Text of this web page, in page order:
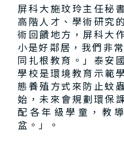
屏科大施玟玲主任秘
高階人才、學術研究
術回饋地方，屏科大
小是好鄰居，我們非
同扎根教育。」泰安
學校是環境教育示範
態養殖方式來防止蚊
始，未來會規劃環保
配各年級學童，教
盆。」。